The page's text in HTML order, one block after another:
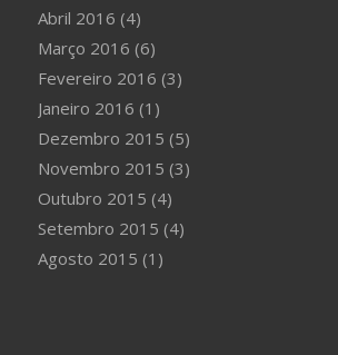
Abril 2016 (4)
Março 2016 (6)
Fevereiro 2016 (3)
Janeiro 2016 (1)
Dezembro 2015 (5)
Novembro 2015 (3)
Outubro 2015 (4)
Setembro 2015 (4)
Agosto 2015 (1)